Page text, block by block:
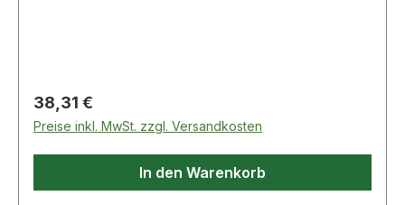
Regulärer Preis:
38,31 €
Preise inkl. MwSt. zzgl. Versandkosten
In den Warenkorb